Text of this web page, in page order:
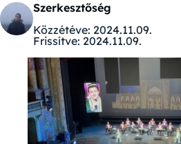
Szerkesztőség
Közzétéve: 2024.11.09.
Frissítve: 2024.11.09.